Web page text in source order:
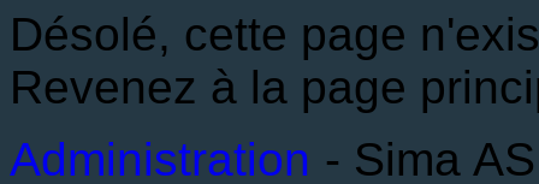
Désolé, cette page
Revenez à la page
Administration - Sima